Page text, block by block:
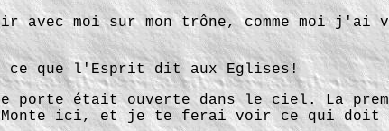
moi sur mon trône, comme moi j'ai
ce que l'Esprit dit aux Eglises!
était ouverte dans le ciel. La
ici, et je te ferai voir ce qui doit